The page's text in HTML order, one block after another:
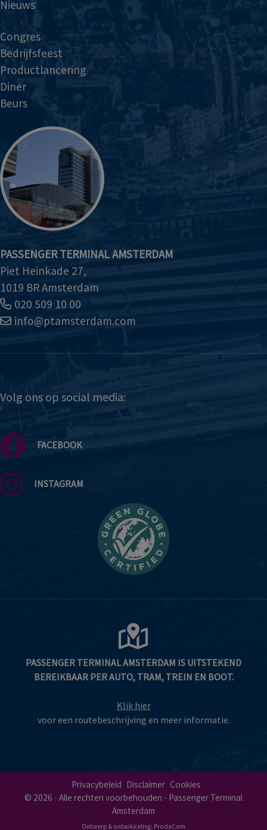
Nieuws
Congres
Bedrijfsfeest
Productlancering
Diner
Beurs
PASSENGER TERMINAL AMSTERDAM
Piet Heinkade 27,
1019 BR Amsterdam
020 509 10 00
info@ptamsterdam.com
Volg ons op social media:
FACEBOOK
INSTAGRAM
PASSENGER TERMINAL AMSTERDAM IS UITSTEKEND
BEREIKBAAR PER AUTO, TRAM, TREIN EN BOOT.
Klik hier
voor een routebeschrijving en meer informatie.
© 2026 - Alle rechten voorbehouden - Passenger Terminal
Amsterdam
Ontwerp & ontwikkeling: ProdaCom
Privacybeleid Disclaimer Cookies